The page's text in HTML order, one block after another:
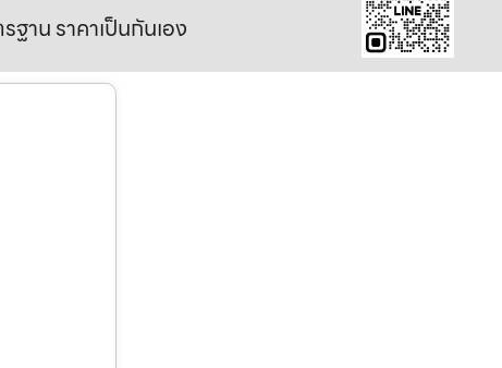
าน ราคาเป็นกันเอง